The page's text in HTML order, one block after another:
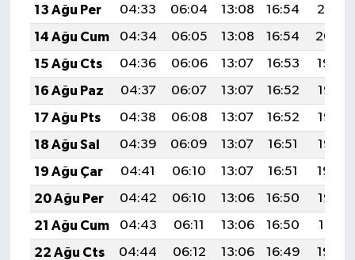
13 Ağu Per
04:33 06:04 13:08 16:54
20:01
14 Ağu Cum
04:34 06:05 13:08 16:54
20:00
15 Ağu Cts
04:36 06:06 13:07 16:53
19:59
16 Ağu Paz
04:37 06:07 13:07 16:52
19:58
17 Ağu Pts
04:38 06:08 13:07 16:52
19:56
18 Ağu Sal
04:39 06:09 13:07 16:51
19:55
19 Ağu Çar
04:41 06:10 13:07 16:51
19:54
20 Ağu Per
04:42 06:10 13:06 16:50
19:52
21 Ağu Cum
04:43 06:11 13:06 16:50
19:51
22 Ağu Cts
04:44 06:12 13:06 16:49
19:50